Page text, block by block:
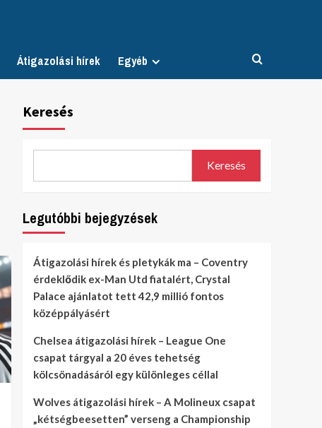
Átigazolási hírek Egyéb
Keresés
Keresés
Legutóbbi bejegyzések
Átigazolási hírek és pletykák ma – Coventry
érdeklődik ex-Man Utd fiatalért, Crystal
Palace ajánlatot tett 42,9 millió fontos
középpályásért
Chelsea átigazolási hírek – League One
csapat tárgyal a 20 éves tehetség
kölcsönadásáról egy különleges céllal
Wolves átigazolási hírek – A Molineux csapat
„kétségbeesetten” verseng a Championship